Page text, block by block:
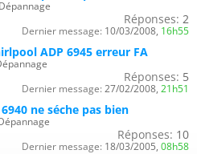
Réponses: 2
Dernier message: 10/03/2008, 16h55
ADP 6945 erreur FA
Réponses: 5
Dernier message: 27/02/2008, 21h51
ne séche pas bien
Réponses: 10
Dernier message: 18/03/2005, 08h58